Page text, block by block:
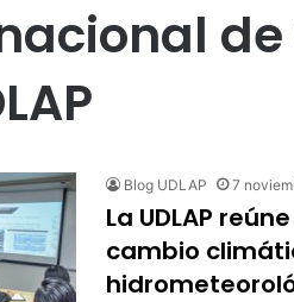
Blog UDLAP 7
La UDLAP
cambio